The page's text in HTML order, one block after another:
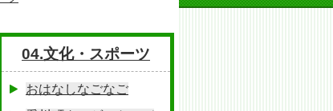
04.文化・スポーツ
おはなしなごなご